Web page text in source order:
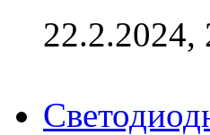
22.2.2024,